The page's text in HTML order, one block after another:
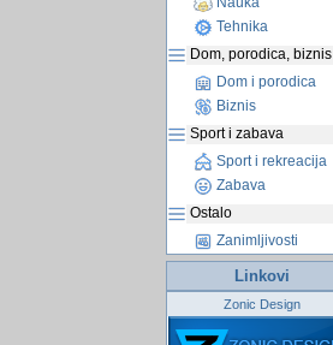
Tehnika
Dom, porodica, biznis
Dom i porodica
Biznis
Sport i zabava
Sport i rekreacija
Zabava
Ostalo
Zanimljivosti
Linkovi
Zonic Design